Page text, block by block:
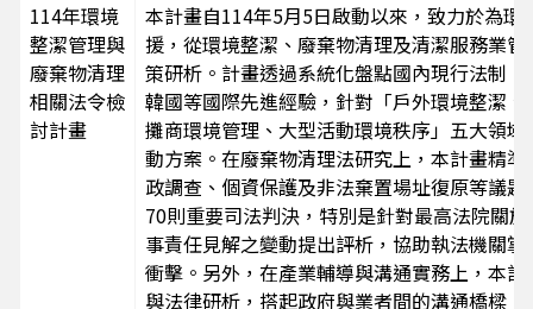
114年環境
整潔管理與
廢棄物清理
相關法令檢
討計畫
本計畫自114年5月5日啟動以來，致力於為環
援，從環境整潔、廢棄物清理及清潔服務業
策研析。計畫透過系統化盤點國內現行法制
韓國等國際先進經驗，針對「戶外環境整潔
攤商環境管理、大型活動環境秩序」五大領
動方案。在廢棄物清理法研究上，本計畫精
政調查、個資保護及非法棄置場址復原等議
70則重要司法判決，特別是針對最高法院關
事責任見解之變動提出評析，協助執法機關
衝擊。另外，在產業輔導與溝通實務上，本
與法律研析，搭起政府與業者間的溝通橋樑